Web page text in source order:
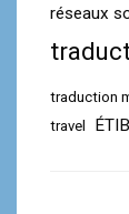
réseaux
traduction
travel ÉTIB